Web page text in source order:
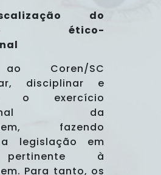
do
ético-
Coren/SC
disciplinar e
o exercício
da
fazendo
legislação em
à
Para tanto, os